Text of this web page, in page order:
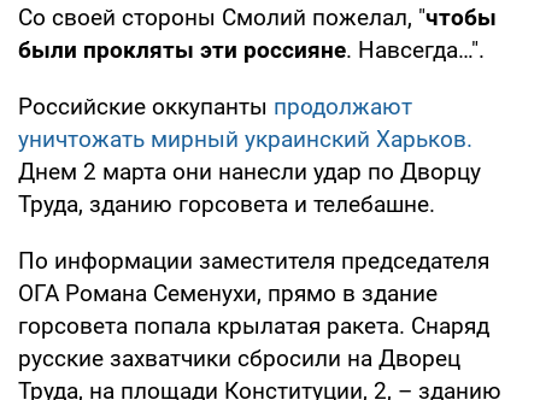
Со своей стороны Смолий пожелал, "чтобы
были прокляты эти россияне. Навсегда…".
Российские оккупанты продолжают
уничтожать мирный украинский Харьков.
Днем 2 марта они нанесли удар по Дворцу
Труда, зданию горсовета и телебашне.
По информации заместителя председателя
ОГА Романа Семенухи, прямо в здание
горсовета попала крылатая ракета. Снаряд
русские захватчики сбросили на Дворец
Труда, на площади Конституции, 2, – зданию